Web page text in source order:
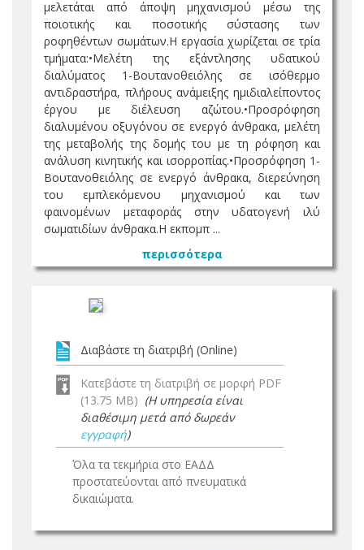
μελετάται από άποψη μηχανισμού μέσω της
ποιοτικής και ποσοτικής σύστασης των
ροφηθέντων σωμάτων.Η εργασία χωρίζεται σε τρία
τμήματα:•Μελέτη της εξάντλησης υδατικού
διαλύματος 1-Βουτανοθειόλης σε ισόθερμο
αντιδραστήρα, πλήρους ανάμειξης ημιδιαλείποντος
έργου με διέλευση αζώτου.•Προσρόφηση
διαλυμένου οξυγόνου σε ενεργό άνθρακα, μελέτη
της μεταβολής της δομής του με τη ρόφηση και
ανάλυση κινητικής και ισορροπίας.•Προσρόφηση 1-
Βουτανοθειόλης σε ενεργό άνθρακα, διερεύνηση
του εμπλεκόμενου μηχανισμού και των
φαινομένων μεταφοράς στην υδατογενή ιλύ
σωματιδίων άνθρακα.H εκπομπ ...
περισσότερα
Διαβάστε τη διατριβή (Online)
Κατεβάστε τη διατριβή σε μορφή PDF
(13.75 MB) (Η υπηρεσία είναι
διαθέσιμη μετά από δωρεάν
εγγραφή)
Όλα τα τεκμήρια στο ΕΑΔΔ
προστατεύονται από πνευματικά
δικαιώματα.